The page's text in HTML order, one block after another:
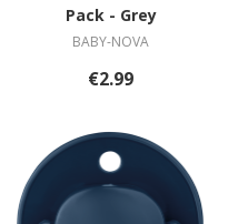
Pack - Grey
BABY-NOVA
€2.99